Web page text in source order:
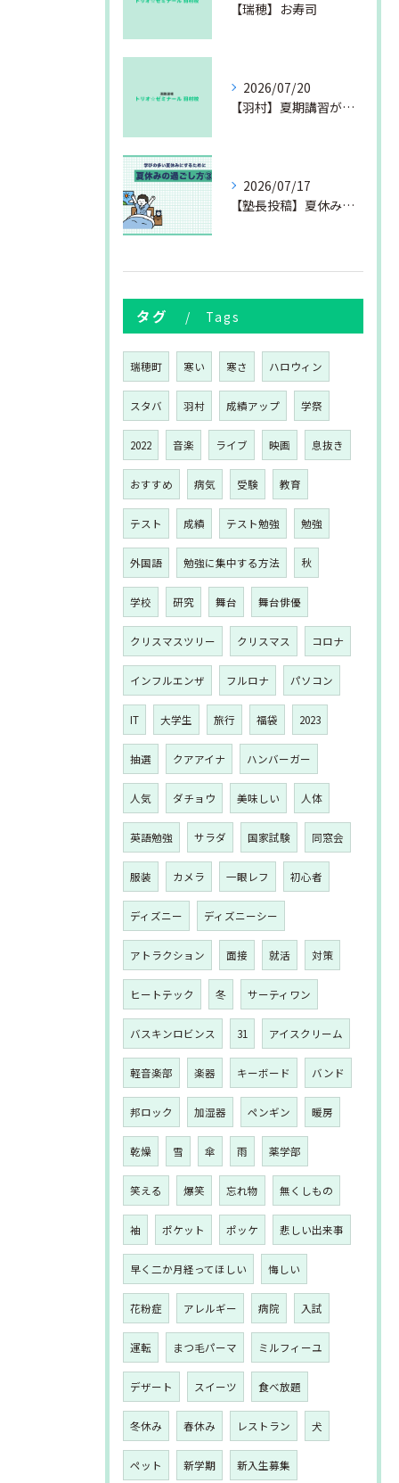
【瑞穂】お寿司
2026/07/20
【羽村】夏期講習が始まりました
2026/07/17
【塾長投稿】夏休みの過ごし方③
タグ Tags
瑞穂町 寒い 寒さ ハロウィン
スタバ 羽村 成績アップ 学祭
2022 音楽 ライブ 映画 息抜き
おすすめ 病気 受験 教育
テスト 成績 テスト勉強 勉強
外国語 勉強に集中する方法 秋
学校 研究 舞台 舞台俳優
クリスマスツリー クリスマス コロナ
インフルエンザ フルロナ パソコン
IT 大学生 旅行 福袋 2023
抽選 クアアイナ ハンバーガー
人気 ダチョウ 美味しい 人体
英語勉強 サラダ 国家試験 同窓会
服装 カメラ 一眼レフ 初心者
ディズニー ディズニーシー
アトラクション 面接 就活 対策
ヒートテック 冬 サーティワン
バスキンロビンス 31 アイスクリーム
軽音楽部 楽器 キーボード バンド
邦ロック 加湿器 ペンギン 暖房
乾燥 雪 傘 雨 薬学部
笑える 爆笑 忘れ物 無くしもの
袖 ポケット ポッケ 悲しい出来事
早く二か月経ってほしい 悔しい
花粉症 アレルギー 病院 入試
運転 まつ毛パーマ ミルフィーユ
デザート スイーツ 食べ放題
冬休み 春休み レストラン 犬
ペット 新学期 新入生募集